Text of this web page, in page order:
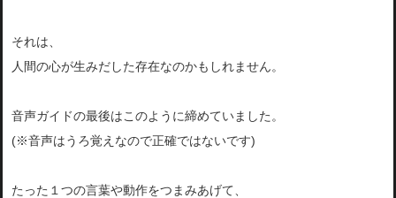
それは、
人間の心が生みだした存在なのかもしれません。
音声ガイドの最後はこのように締めていました。
(※音声はうろ覚えなので正確ではないです)
たった１つの言葉や動作をつまみあげて、